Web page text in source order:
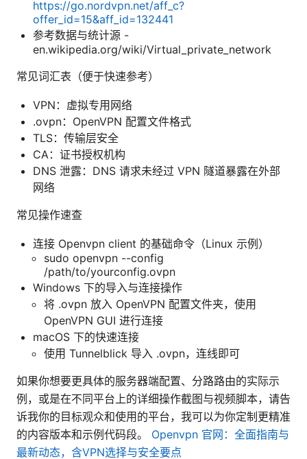
https://go.nordvpn.net/aff_c?
offer_id=15&aff_id=132441
参考数据与统计源 -
en.wikipedia.org/wiki/Virtual_private_network
常见词汇表（便于快速参考）
VPN：虚拟专用网络
.ovpn：OpenVPN 配置文件格式
TLS：传输层安全
CA：证书授权机构
DNS 泄露：DNS 请求未经过 VPN 隧道暴露在外部
网络
常见操作速查
连接 Openvpn client 的基础命令（Linux 示例）
sudo openvpn --config
/path/to/yourconfig.ovpn
Windows 下的导入与连接操作
将 .ovpn 放入 OpenVPN 配置文件夹，使用
OpenVPN GUI 进行连接
macOS 下的快速连接
使用 Tunnelblick 导入 .ovpn，连线即可
如果你想要更具体的服务器端配置、分路路由的实际示
例，或是在不同平台上的详细操作截图与视频脚本，请告
诉我你的目标观众和使用的平台，我可以为你定制更精准
的内容版本和示例代码段。 Openvpn 官网：全面指南与
最新动态，含VPN选择与安全要点